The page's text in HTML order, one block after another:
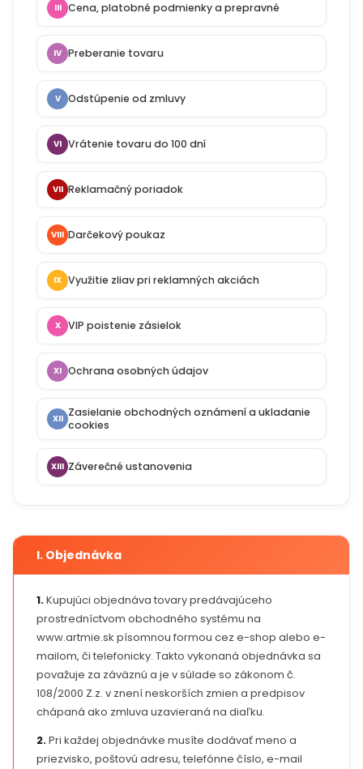
III Cena, platobné podmienky a prepravné
IV Preberanie tovaru
V Odstúpenie od zmluvy
VI Vrátenie tovaru do 100 dní
VII Reklamačný poriadok
VIII Darčekový poukaz
IX Využitie zliav pri reklamných akciách
X VIP poistenie zásielok
XI Ochrana osobných údajov
XII Zasielanie obchodných oznámení a ukladanie
cookies
XIII Záverečné ustanovenia
I. Objednávka
1.Kupujúci objednáva tovary predávajúceho
prostredníctvom obchodného systému na
www.artmie.sk písomnou formou cez e-shop alebo e-
mailom, či telefonicky. Takto vykonaná objednávka sa
považuje za záväznú a je v súlade so zákonom č.
108/2000 Z.z. v znení neskorších zmien a predpisov
chápaná ako zmluva uzavieraná na diaľku.
2.Pri každej objednávke musíte dodávať meno a
priezvisko, poštovú adresu, telefónne číslo, e-mail